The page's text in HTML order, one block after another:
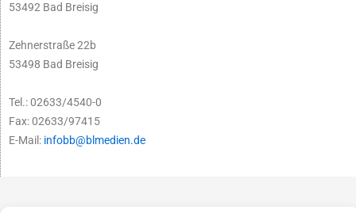
53492 Bad Breisig
Zehnerstraße 22b
53498 Bad Breisig
Tel.: 02633/4540-0
Fax: 02633/97415
E-Mail: infobb@blmedien.de